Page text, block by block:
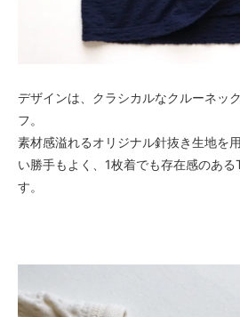
デザインは、クラシカルなクルーネッ
フ。
素材感溢れるオリジナル針抜き生地を
い勝手もよく、1枚着でも存在感のあ
す。